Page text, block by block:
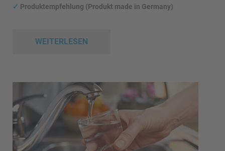
✓ Produktempfehlung (Produkt made in Germany)
WEITERLESEN